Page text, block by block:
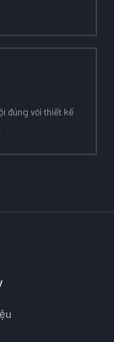
đúng với thiết kế